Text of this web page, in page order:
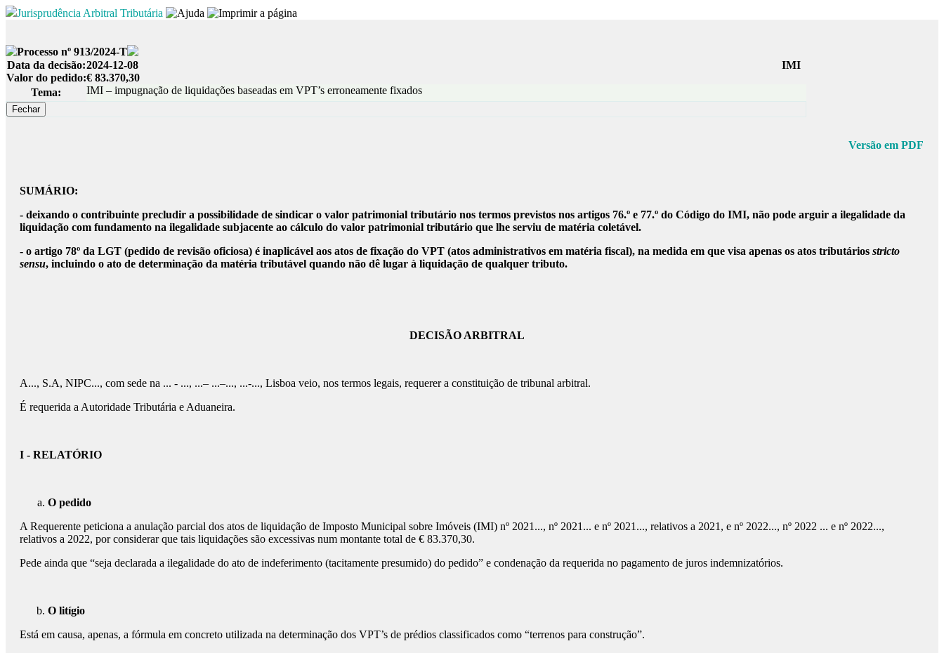
Jurisprudência Arbitral Tributária
Processo nº 913/2024-T
Data da decisão:2024-12-08
IMI
Valor do pedido:€ 83.370,30
Tema:
IMI – impugnação de liquidações baseadas em VPT’s erroneamente fixados
Versão em PDF
SUMÁRIO:
- deixando o contribuinte precludir a possibilidade de sindicar o valor patrimonial tributário nos termos previstos nos artigos 76.º e 77.º do Código do IMI, não pode arguir a ilegalidade da
liquidação com fundamento na ilegalidade subjacente ao cálculo do valor patrimonial tributário que lhe serviu de matéria coletável.
- o artigo 78º da LGT (pedido de revisão oficiosa) é inaplicável aos atos de fixação do VPT (atos administrativos em matéria fiscal), na medida em que visa apenas os atos tributários stricto
sensu, incluindo o ato de determinação da matéria tributável quando não dê lugar à liquidação de qualquer tributo.
DECISÃO ARBITRAL
A..., S.A, NIPC..., com sede na ... - ..., ...– ...–..., ...-..., Lisboa veio, nos termos legais, requerer a constituição de tribunal arbitral.
É requerida a Autoridade Tributária e Aduaneira.
I - RELATÓRIO
O pedido
A Requerente peticiona a anulação parcial dos atos de liquidação de Imposto Municipal sobre Imóveis (IMI) nº 2021..., nº 2021... e nº 2021..., relativos a 2021, e nº 2022..., nº 2022 ... e nº 2022...,
relativos a 2022, por considerar que tais liquidações são excessivas num montante total de € 83.370,30.
Pede ainda que “seja declarada a ilegalidade do ato de indeferimento (tacitamente presumido) do pedido” e condenação da requerida no pagamento de juros indemnizatórios.
O litígio
Está em causa, apenas, a fórmula em concreto utilizada na determinação dos VPT’s de prédios classificados como “terrenos para construção”.